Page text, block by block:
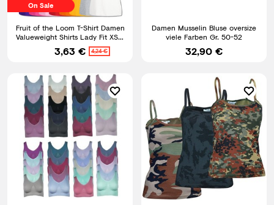
On Sale
Fruit of the Loom T-Shirt Damen
Valueweight Shirts Lady Fit XS S
M L XL XXL Neu
3,63 € 4,24 €
Damen Musselin Bluse oversize
viele Farben Gr. 50-52
32,90 €